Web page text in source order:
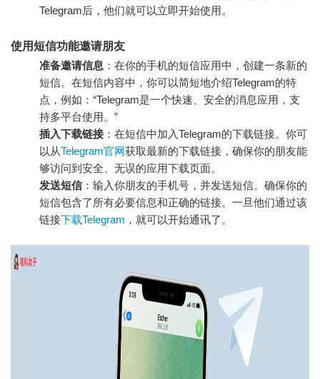
Telegram后，他们就可以立即开始使用。
使用短信功能邀请朋友
准备邀请信息 ：在你的手机的短信应用中，创建一条新的
短信。在短信内容中，你可以简短地介绍Telegram的特
点，例如：“Telegram是一个快速、安全的消息应用，支
持多平台使用。”
插入下载链接 ：在短信中加入Telegram的下载链接。你可
以从Telegram官网获取最新的下载链接，确保你的朋友能
够访问到安全、无误的应用下载页面。
发送短信：输入你朋友的手机号，并发送短信。确保你的
短信包含了所有必要信息和正确的链接。一旦他们通过该
链接下载Telegram ，就可以开始通讯了。